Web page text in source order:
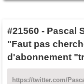
#21560 - Pascal
"Faut pas
d'abonnement
https://twitter.com/